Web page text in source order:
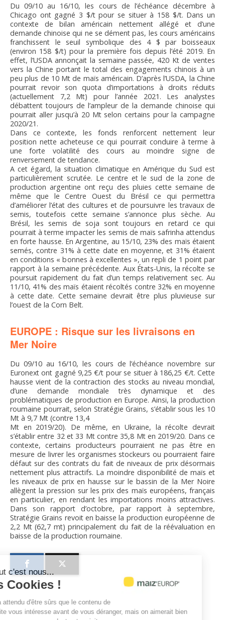
IRRIGANTS DE FRANCE
GERM-SERVICES
EMPLOI
Du 09/10 au 16/10, les cours de l’échéance décembre à
Chicago ont gagné 3 $/t pour se situer à 158 $/t. Dans un
contexte de bilan américain nettement allégé et d’une
demande chinoise qui ne se dément pas, les cours américains
franchissent le seuil symbolique des 4 $ par boisseaux
(environ 158 $/t) pour la première fois depuis l’été 2019. En
effet, l’USDA annonçait la semaine passée, 420 Kt de ventes
vers la Chine portant le total des engagements chinois à un
peu plus de 10 Mt de maïs américain. D’après l’USDA, la Chine
pourrait revoir son quota d’importations à droits réduits
(actuellement 7,2 Mt) pour l’année 2021. Les analystes
débattent toujours de l’ampleur de la demande chinoise qui
pourrait aller jusqu’à 20 Mt selon certains pour la campagne
2020/21.
Dans ce contexte, les fonds renforcent nettement leur
position nette acheteuse ce qui pourrait conduire à terme à
une forte volatilité des cours au moindre signe de
renversement de tendance.
A cet égard, la situation climatique en Amérique du Sud est
particulièrement scrutée. Le centre et le sud de la zone de
production argentine ont reçu des pluies cette semaine de
même que le Centre Ouest du Brésil ce qui permettra
d’améliorer l’état des cultures et de poursuivre les travaux de
semis, toutefois cette semaine s’annonce plus sèche. Au
Brésil, les semis de soja sont toujours en retard ce qui
pourrait à terme impacter les semis de maïs safrinha attendus
en forte hausse. En Argentine, au 15/10, 23% des maïs étaient
semés, contre 31% à cette date en moyenne, et 31% étaient
en conditions « bonnes à excellentes », un repli de 1 point par
rapport à la semaine précédente. Aux États-Unis, la récolte se
poursuit rapidement du fait d’un temps relativement sec. Au
11/10, 41% des maïs étaient récoltés contre 32% en moyenne
à cette date. Cette semaine devrait être plus pluvieuse sur
l’ouest de la Corn Belt.
EUROPE : Risque sur les livraisons en
Mer Noire
Du 09/10 au 16/10, les cours de l’échéance novembre sur
Euronext ont gagné 9,25 €/t pour se situer à 186,25 €/t. Cette
hausse vient de la contraction des stocks au niveau mondial,
d’une demande mondiale très dynamique et des
problématiques de production en Europe. Ainsi, la production
roumaine pourrait, selon Stratégie Grains, s’établir sous les 10
Mt à 9,7 Mt (contre 13,4
Mt en 2019/20). De même, en Ukraine, la récolte devrait
s’établir entre 32 et 33 Mt contre 35,8 Mt en 2019/20. Dans ce
contexte, certains producteurs pourraient ne pas être en
mesure de livrer les organismes stockeurs ou pourraient faire
défaut sur des contrats du fait de niveaux de prix désormais
nettement plus attractifs. La moindre disponibilité de maïs et
les niveaux de prix en hausse sur le bassin de la Mer Noire
allègent la pression sur les prix des maïs européens, français
en particulier, en rendant les importations moins attractives.
Dans son rapport d’octobre, par rapport à septembre,
Stratégie Grains revoit en baisse la production européenne de
2,2 Mt (62,7 mt) principalement du fait de la réévaluation en
baisse de la production roumaine.
Salut c'est nous...
les Cookies !
On a attendu d'être sûrs que le contenu de
ce site vous intéresse avant de vous déranger, mais on aimerait bien